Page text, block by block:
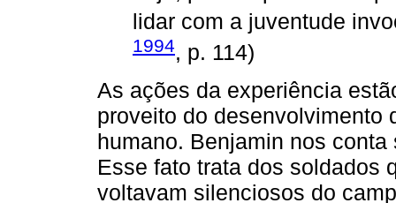
lidar com a juventude
1994, p. 114)
As ações da experiência
proveito do desenvolvimento
humano. Benjamin nos conta
Esse fato trata dos soldados
voltavam silenciosos do